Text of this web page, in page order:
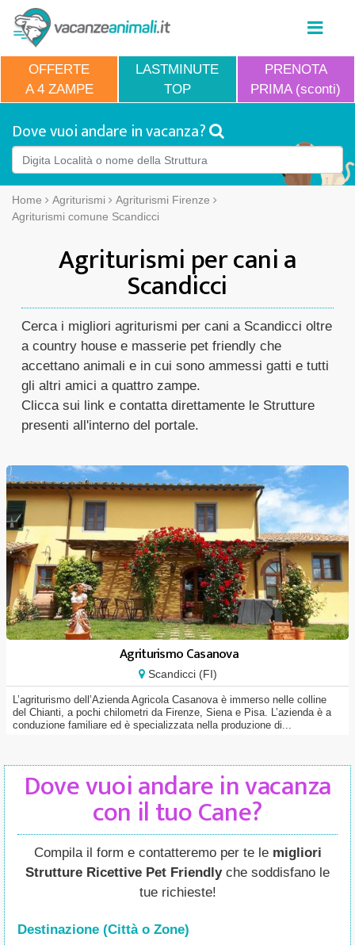
OFFERTE
A 4 ZAMPE
LASTMINUTE
TOP
PRENOTA
PRIMA (sconti)
Dove vuoi andare in vacanza?
Home Agriturismi
Agriturismi Firenze
Agriturismi comune Scandicci
Agriturismi per cani a
Scandicci
Cerca i migliori agriturismi per cani a Scandicci oltre
a country house e masserie pet friendly che
accettano animali e in cui sono ammessi gatti e tutti
gli altri amici a quattro zampe.
Clicca sui link e contatta direttamente le Strutture
presenti all'interno del portale.
Agriturismo Casanova
Scandicci (FI)
L’agriturismo dell’Azienda Agricola Casanova è immerso nelle colline
del Chianti, a pochi chilometri da Firenze, Siena e Pisa. L’azienda è a
conduzione familiare ed è specializzata nella produzione di...
Dove vuoi andare in vacanza
con il tuo Cane?
Compila il form e contatteremo per te le migliori
Strutture Ricettive Pet Friendlyche soddisfano le
tue richieste!
Destinazione (Città o Zone)